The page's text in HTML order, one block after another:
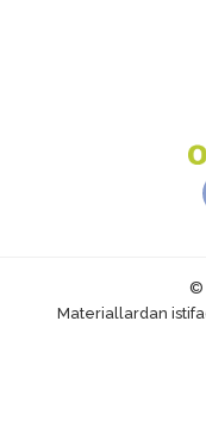
©
Materiallardan